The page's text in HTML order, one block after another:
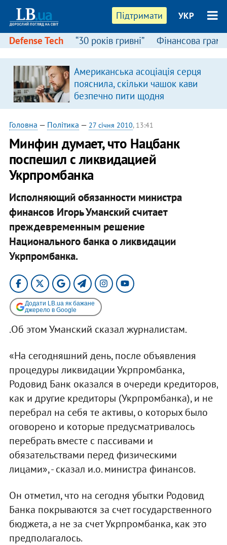
Підтримати УКР
Defense Tech “30 років гривні” Фінансова
Американська асоціація серця
пояснила, скільки чашок кави
безпечно пити щодня
Головна — Політика — 27 січня 2010, 13:41
Минфин думает, что Нацбанк
поспешил с ликвидацией
Укрпромбанка
Исполняющий обязанности министра
финансов Игорь Уманский считает
преждевременным решение
Национального банка о ликвидации
Укрпромбанка.
Додати LB.ua як бажане
джерело в Google
.Об этом Уманский сказал журналистам.
«На сегодняшний день, после объявления
процедуры ликвидации Укрпромбанка,
Родовид Банк оказался в очереди кредиторов,
как и другие кредиторы (Укрпромбанка), и не
перебрал на себя те активы, о которых было
оговорено и которые предусматривалось
перебрать вместе с пассивами и
обязательствами перед физическими
лицами», - сказал и.о. министра финансов.
Он отметил, что на сегодня убытки Родовид
Банка покрываются за счет государственного
бюджета, а не за счет Укрпромбанка, как это
предполагалось.